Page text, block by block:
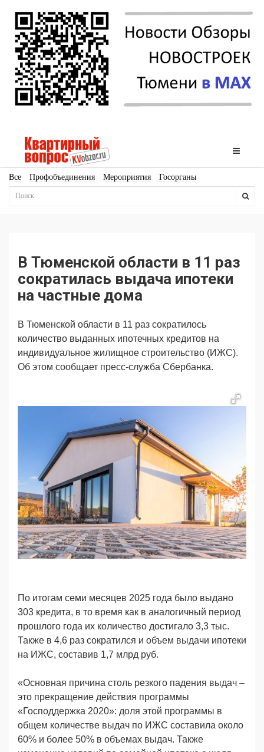
Все Профобъединения Мероприятия Госорганы
Новостройки
Ещё
В Тюменской области в 11 раз
сократилась выдача ипотеки
на частные дома
В Тюменской области в 11 раз сократилось
количество выданных ипотечных кредитов на
индивидуальное жилищное строительство (ИЖС).
Об этом сообщает пресс-служба Сбербанка.
По итогам семи месяцев 2025 года было выдано
303 кредита, в то время как в аналогичный период
прошлого года их количество достигало 3,3 тыс.
Также в 4,6 раз сократился и объем выдачи ипотеки
на ИЖС, составив 1,7 млрд руб.
«Основная причина столь резкого падения выдач –
это прекращение действия программы
«Господдержка 2020»: доля этой программы в
общем количестве выдач по ИЖС составила около
60% и более 50% в объемах выдач. Также